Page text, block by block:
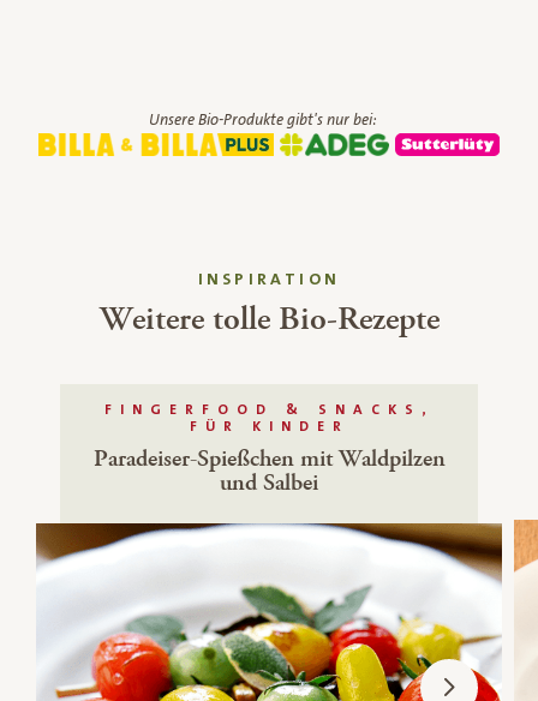
Unsere Bio-Produkte gibt's nur bei:
INSPIRATION
Weitere tolle Bio-Rezepte
FINGERFOOD & SNACKS,
FÜR KINDER
Paradeiser-Spießchen mit Waldpilzen
und Salbei